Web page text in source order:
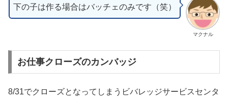
マクナル
下の子は作る場合はバッチェのみです（笑）
お仕事クローズのカンバッジ
8/31でクローズとなってしまうビバレッジサービスセンタ